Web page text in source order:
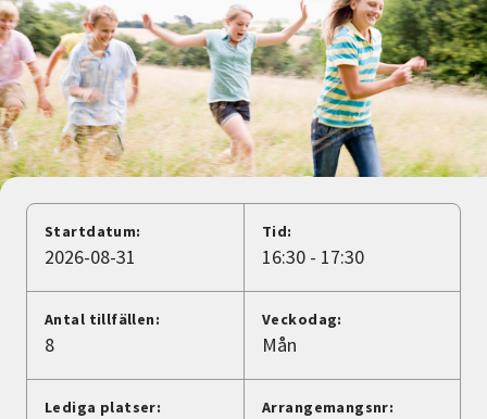
Starta studiecirkel
Cirkelledare
Nyheter
Lyssna
Startdatum:
2026-08-31
Tid:
16:30 - 17:30
Antal tillfällen:
8
Veckodag:
Mån
Lediga platser: Arrangemangsnr: